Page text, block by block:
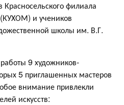
Красносельского филиала
и учеников
школы им. В.Г.
9 художников-
5 приглашенных мастеров
внимание привлекли
искусств: